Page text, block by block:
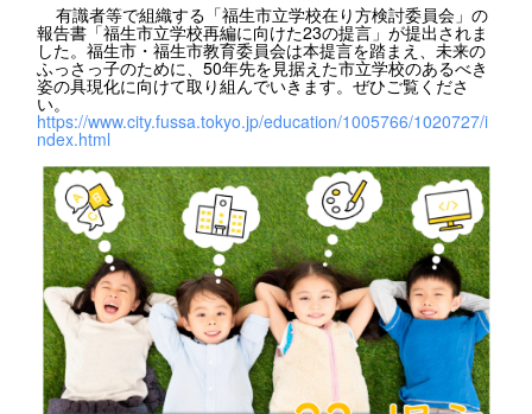
有識者等で組織する「福生市立学校在り方検討委員会」の
報告書「福生市立学校再編に向けた23の提言」が提出されま
した。福生市・福生市教育委員会は本提言を踏まえ、未来の
ふっさっ子のために、50年先を見据えた市立学校のあるべき
姿の具現化に向けて取り組んでいきます。ぜひご覧くださ
い。
https://www.city.fussa.tokyo.jp/education/1005766/1020727/i
ndex.html